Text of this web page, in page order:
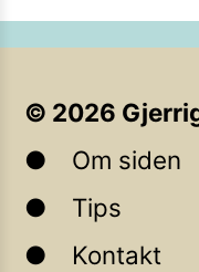
© 2026
Om siden
Tips
Kontakt